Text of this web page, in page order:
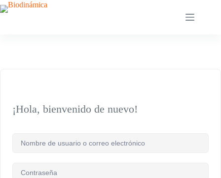
Saltar
al
¡Hola, bienvenido de nuevo!